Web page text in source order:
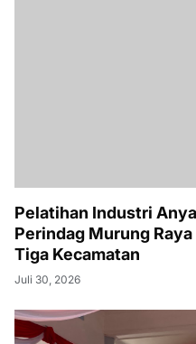
Pelatihan Industri
Perindag Murung
Tiga Kecamatan
Juli 30, 2026